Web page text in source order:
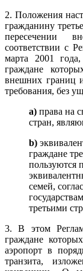
2. Положения
гражданину
пересечении
соответствии с
марта 2001
граждане
внешних границ
требования, без
а) права на
стран,
b)
граждане
пользуются
семей,
третьими
3. В этом
граждане
аэропорт в
транзита,